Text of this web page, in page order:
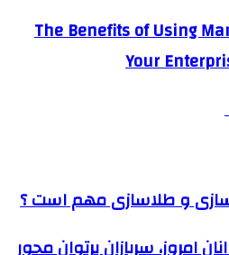
The Benefits of Using
Your
و طلاسازی مهم است ؟
امروز، سربازان پرتوان محور